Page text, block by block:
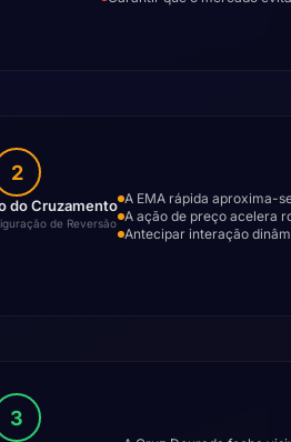
2
do Cruzamento
de Reversão
A EMA rápida aproxima-
A ação de preço acelera
Antecipar interação
3